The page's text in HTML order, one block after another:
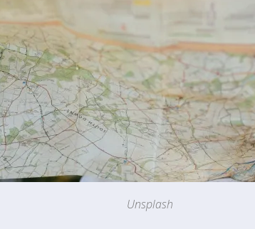
Unsplash